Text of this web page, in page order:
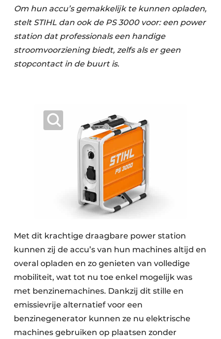
Om hun accu’s gemakkelijk te kunnen opladen,
stelt STIHL dan ook de PS 3000 voor: een power
station dat professionals een handige
stroomvoorziening biedt, zelfs als er geen
stopcontact in de buurt is.
Met dit krachtige draagbare power station
kunnen zij de accu’s van hun machines altijd en
overal opladen en zo genieten van volledige
mobiliteit, wat tot nu toe enkel mogelijk was
met benzinemachines. Dankzij dit stille en
emissievrije alternatief voor een
benzinegenerator kunnen ze nu elektrische
machines gebruiken op plaatsen zonder